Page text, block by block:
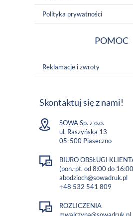
Polityka prywatności
POMOC
Reklamacje i zwroty
Skontaktuj się z nami!
SOWA Sp. z o.o.
ul. Raszyńska 13
05-500 Piaseczno
BIURO OBSŁUGI
(pon.-pt. od 8:00 do
abodzioch@sowadruk.pl
+48 532 541 809
ROZLICZENIA